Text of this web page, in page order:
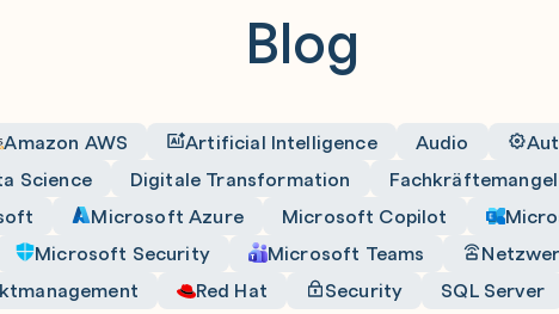
Blog
Amazon AWS Artificial Intelligence Audio
Science Digitale Transformation Fachkräftemangel
Microsoft Azure Microsoft Copilot
Microsoft Security Microsoft Teams
Red Hat Security SQL Server